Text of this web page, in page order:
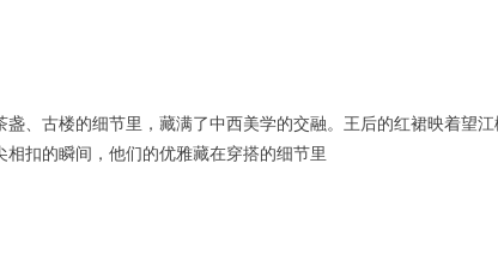
、古楼的细节里，藏满了中西美学的交融。王后的红裙映着望江
扣的瞬间，他们的优雅藏在穿搭的细节里